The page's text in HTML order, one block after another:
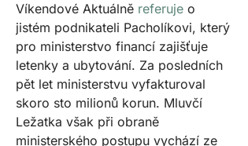
Víkendové Aktuálně referujeo
jistém podnikateli Pacholíkovi, který
pro ministerstvo financí zajišťuje
letenky a ubytování. Za posledních
pět let ministerstvu vyfakturoval
skoro sto milionů korun. Mluvčí
Ležatka však při obraně
ministerského postupu vychází ze